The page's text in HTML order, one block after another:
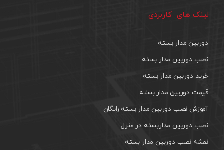
لینک های کاربردی
دوربین مدار بسته
نصب دوربین مدار بسته
خرید دوربین مدار بسته
قیمت دوربین مدار بسته
آموزش نصب دوربین مدار بسته رایگان
نصب دوربین مداربسته در منزل
نقشه نصب دوربین مدار بسته